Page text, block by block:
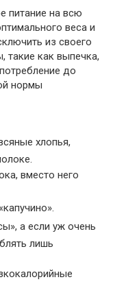
питание на всю
веса и
из своего
такие как выпечка,
до
нормы
хлопья,
вместо него
а если уж очень
лишь